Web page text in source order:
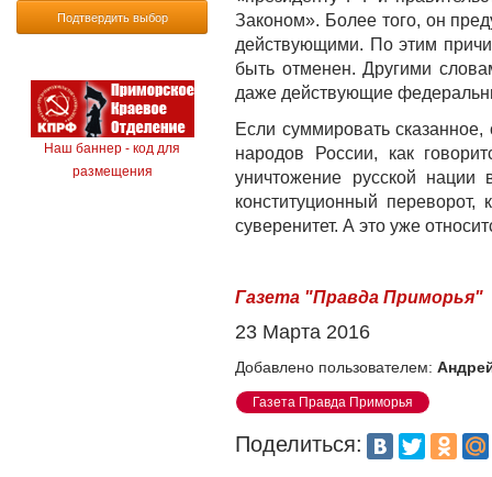
Подтвердить выбор
Наш баннер - код для
размещения
Законом». Более того, он
действующими. По этим
быть отменен. Другими
даже действующие
Если суммировать
народов России, как
уничтожение русской
конституционный
суверенитет. А это уже
Газета "Правда Приморья"
23 Марта 2016
Добавлено пользователем:
Газета Правда Приморья
Поделиться: